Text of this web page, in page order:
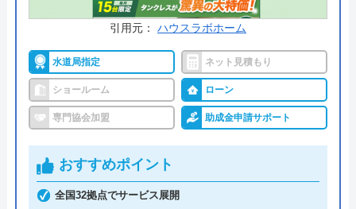
引用元： ハウスラボホーム
水道局指定 ネット見積もり
ショールーム ローン
専門協会加盟 助成金申請サポート
おすすめポイント
全国32拠点でサービス展開